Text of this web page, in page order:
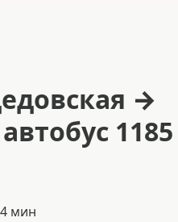
→
1185
4 мин